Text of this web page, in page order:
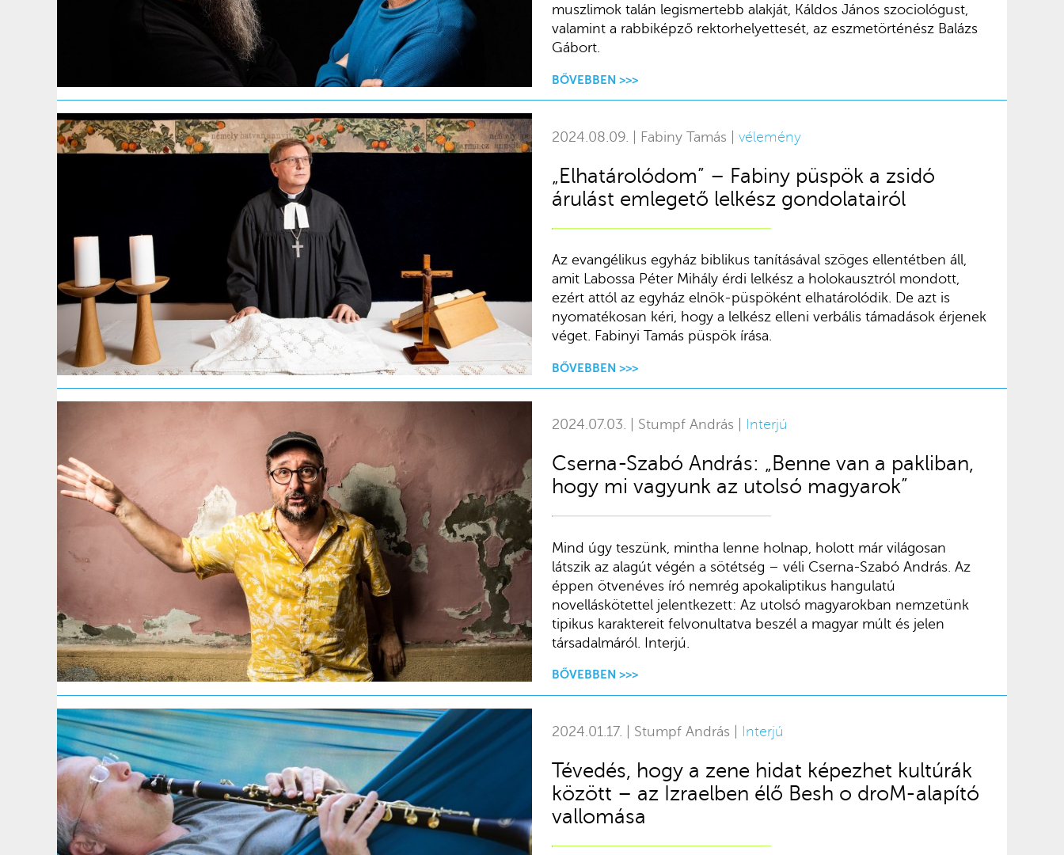
muszlimok talán legismertebb alakját, Káldos János szociológust,
valamint a rabbiképző rektorhelyettesét, az eszmetörténész Balázs
Gábort.
BŐVEBBEN >>>
2024.08.09. | Fabiny Tamás | vélemény
„Elhatárolódom” – Fabiny püspök a zsidó
árulást emlegető lelkész gondolatairól
Az evangélikus egyház biblikus tanításával szöges ellentétben áll,
amit Labossa Péter Mihály érdi lelkész a holokausztról mondott,
ezért attól az egyház elnök-püspöként elhatárolódik. De azt is
nyomatékosan kéri, hogy a lelkész elleni verbális támadások érjenek
véget. Fabinyi Tamás püspök írása.
BŐVEBBEN >>>
2024.07.03. | Stumpf András | Interjú
Cserna-Szabó András: „Benne van a pakliban,
hogy mi vagyunk az utolsó magyarok”
Mind úgy teszünk, mintha lenne holnap, holott már világosan
látszik az alagút végén a sötétség – véli Cserna-Szabó András. Az
éppen ötvenéves író nemrég apokaliptikus hangulatú
novelláskötettel jelentkezett: Az utolsó magyarokban nemzetünk
tipikus karaktereit felvonultatva beszél a magyar múlt és jelen
társadalmáról. Interjú.
BŐVEBBEN >>>
2024.01.17. | Stumpf András | Interjú
Tévedés, hogy a zene hidat képezhet kultúrák
között – az Izraelben élő Besh o droM-alapító
vallomása